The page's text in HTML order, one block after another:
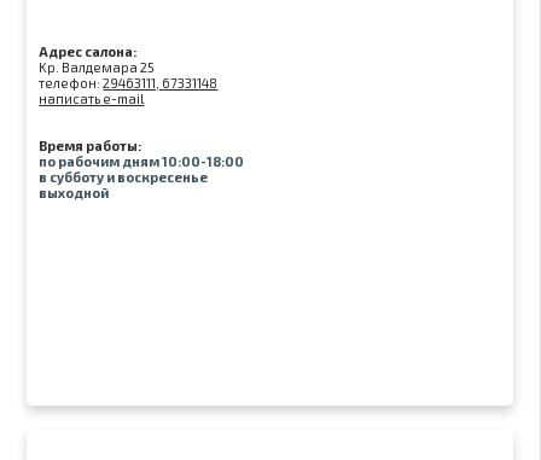
Адрес салона:
Kр. Валдемара 25
телефон:29463111, 67331148
написать e-mail
Время работы:
по рабочим дням 10:00-18:00
в субботу и воскресенье
выходной